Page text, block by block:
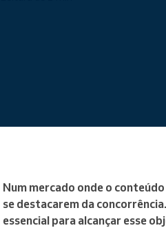
Num mercado onde o
se destacarem da
essencial para alcançar esse